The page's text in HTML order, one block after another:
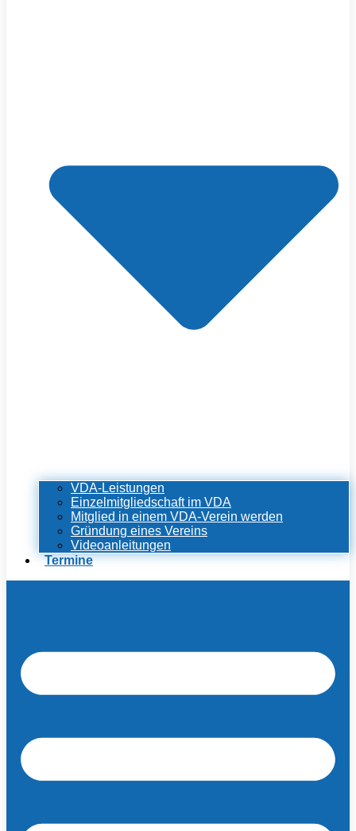
VDA-Leistungen
Einzelmitgliedschaft im VDA
Mitglied in einem VDA-Verein werden
Gründung eines Vereins
Videoanleitungen
Termine